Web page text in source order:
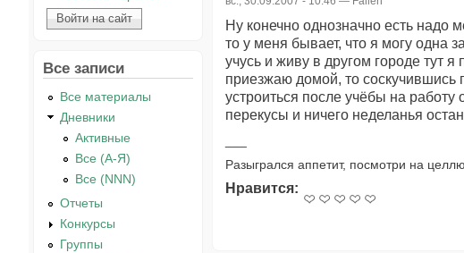
Ну конечно однозначно есть надо
то у меня бывает, что я могу одна
учусь и живу в другом городе тут
приезжаю домой, то соскучившись
устроиться после учёбы на
перекусы и ничего неделанья
Разыгрался аппетит, посмотри на
Нравится:
Все записи
Все материалы
Дневники
Активные
Все (А-Я)
Все (NNN)
Отчеты
Конкурсы
Группы